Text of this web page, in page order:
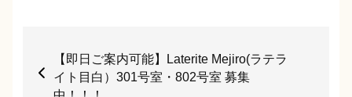
【即日ご案内可能】Laterite Mejiro(ラテラ
イト目白）301号室・802号室 募集